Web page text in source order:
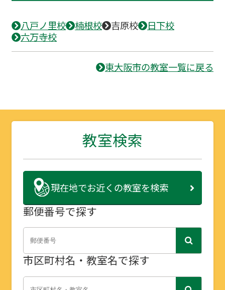
八戸ノ里校 楠根校 吉原校
日下校
六万寺校
東大阪市の教室一覧に戻る
教室検索
現在地でお近くの教室を検索
郵便番号で探す
市区町村名・教室名で探す